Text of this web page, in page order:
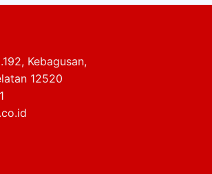
Kebagusan,
12520